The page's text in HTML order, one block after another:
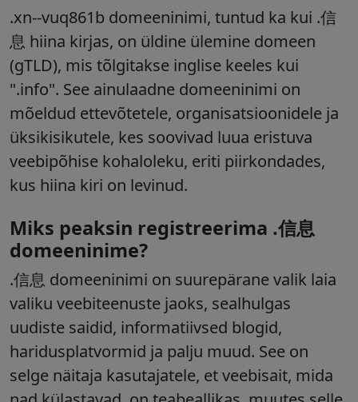
.xn--vuq861b domeeninimi, tuntud ka kui .信
息 hiina kirjas, on üldine ülemine domeen
(gTLD), mis tõlgitakse inglise keeles kui
".info". See ainulaadne domeeninimi on
mõeldud ettevõtetele, organisatsioonidele ja
üksikisikutele, kes soovivad luua eristuva
veebipõhise kohaloleku, eriti piirkondades,
kus hiina kiri on levinud.
Miks peaksin registreerima .信息
domeeninime?
.信息 domeeninimi on suurepärane valik laia
valiku veebiteenuste jaoks, sealhulgas
uudiste saidid, informatiivsed blogid,
haridusplatvormid ja palju muud. See on
selge näitaja kasutajatele, et veebisait, mida